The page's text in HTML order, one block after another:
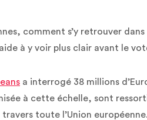
comment s’y retrouver
à y voir plus clair avant le
a interrogé 38 millions
à cette échelle, sont
toute l’Union